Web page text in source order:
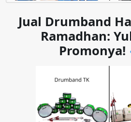
Jual Drumband
Ramadhan:
Promonya!